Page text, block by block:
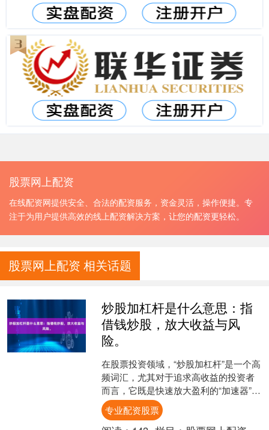
股票网上配资
在线配资网提供安全、合法的配资服务，资金灵活，操作便捷。专
注于为用户提供高效的线上配资解决方案，让您的配资更轻松。
股票网上配资 相关话题
炒股加杠杆是什么意思：指
借钱炒股，放大收益与风
险。
在股票投资领域，“炒股加杠杆”是一个高
频词汇，尤其对于追求高收益的投资者
而言，它既是快速放大盈利的“加速器”专
业配资股票，也是可能引发巨额亏损的
“双刃剑”。那么....
专业配资股票